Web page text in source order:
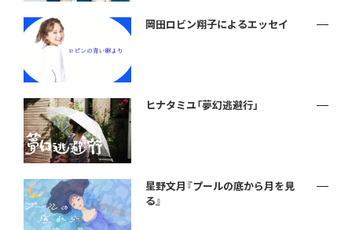
岡田ロビン翔子によるエッセイ
ヒナタミユ「夢幻逃避行」
星野文月『プールの底から月を見
る』